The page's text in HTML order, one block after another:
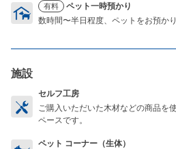
有料
ペット一時預かり
数時間〜半日程度、ペットをお預か
施設
セルフ工房
ご購入いただいた木材などの商品を
ペースです。
ペット コーナー（生体）